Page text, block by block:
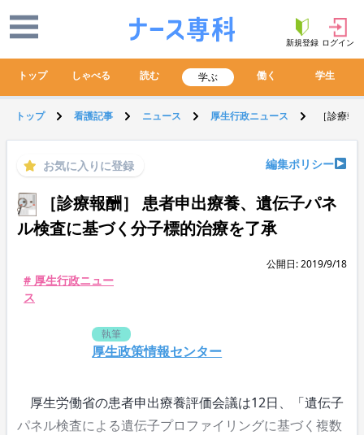
新規登録 ログイン
トップ しゃべる 読む 学ぶ 働く 学生
トップ 看護記事 ニュース 厚生行政ニュース ［診療
お気に入りに登録 編集ポリシー
［診療報酬］ 患者申出療養、遺伝子パネ
ル検査に基づく分子標的治療を了承
公開日: 2019/9/18
# 厚生行政ニュー
ス
執筆
厚生政策情報センター
厚生労働省の患者申出療養評価会議は12日、「遺伝子
パネル検査による遺伝子プロファイリングに基づく複数